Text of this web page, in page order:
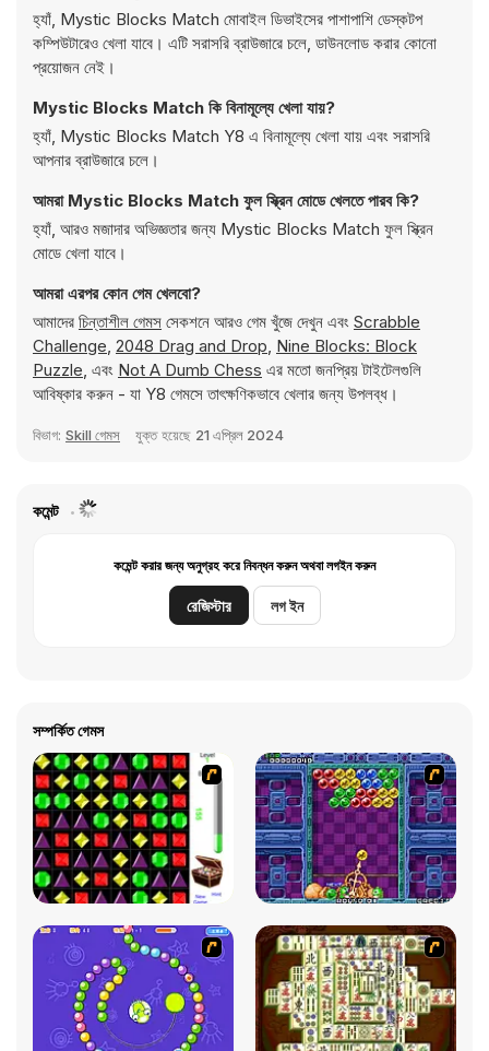
হ্যাঁ, Mystic Blocks Match মোবাইল ডিভাইসের পাশাপাশি ডেস্কটপ
কম্পিউটারেও খেলা যাবে। এটি সরাসরি ব্রাউজারে চলে, ডাউনলোড করার কোনো
প্রয়োজন নেই।
Mystic Blocks Match কি বিনামূল্যে খেলা যায়?
হ্যাঁ, Mystic Blocks Match Y8 এ বিনামূল্যে খেলা যায় এবং সরাসরি
আপনার ব্রাউজারে চলে।
আমরা Mystic Blocks Match ফুল স্ক্রিন মোডে খেলতে পারব কি?
হ্যাঁ, আরও মজাদার অভিজ্ঞতার জন্য Mystic Blocks Match ফুল স্ক্রিন
মোডে খেলা যাবে।
আমরা এরপর কোন গেম খেলবো?
আমাদের চিন্তাশীল গেমস সেকশনে আরও গেম খুঁজে দেখুন এবং Scrabble
Challenge, 2048 Drag and Drop, Nine Blocks: Block
Puzzle, এবং Not A Dumb Chess এর মতো জনপ্রিয় টাইটেলগুলি
আবিষ্কার করুন - যা Y8 গেমসে তাৎক্ষণিকভাবে খেলার জন্য উপলব্ধ।
বিভাগ: Skill গেমস যুক্ত হয়েছে 21 এপ্রিল 2024
কমেন্ট
কমেন্ট করার জন্য অনুগ্রহ করে নিবন্ধন করুন অথবা লগইন করুন
রেজিস্টার লগ ইন
সম্পর্কিত গেমস